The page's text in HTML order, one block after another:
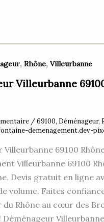
, Rhône, Villeurbanne
Villeurbanne
/69100, Déménageur,
demenagement.dev-
Villeurbanne 69100
Villeurbanne 69100
Devis gratuit en ligne
volume. Faites
du Rhône au cœur des
Déménageur